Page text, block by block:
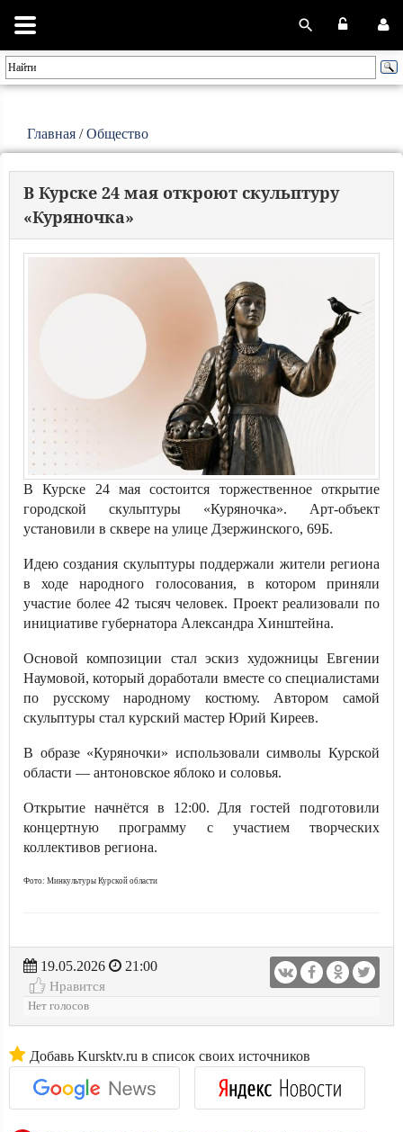
Главная /Общество
В Курске 24 мая откроют скульптуру
«Куряночка»
В Курске 24 мая состоится торжественное открытие
городской скульптуры «Куряночка». Арт-объект
установили в сквере на улице Дзержинского, 69Б.
Идею создания скульптуры поддержали жители региона
в ходе народного голосования, в котором приняли
участие более 42 тысяч человек. Проект реализовали по
инициативе губернатора Александра Хинштейна.
Основой композиции стал эскиз художницы Евгении
Наумовой, который доработали вместе со специалистами
по русскому народному костюму. Автором самой
скульптуры стал курский мастер Юрий Киреев.
В образе «Куряночки» использовали символы Курской
области — антоновское яблоко и соловья.
Открытие начнётся в 12:00. Для гостей подготовили
концертную программу с участием творческих
коллективов региона.
Фото: Минкультуры Курской области
19.05.2026
21:00
Нравится
Нет голосов
Добавь Kursktv.ru в список своих источников